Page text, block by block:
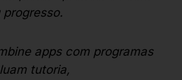
apps com programas
tutoria,